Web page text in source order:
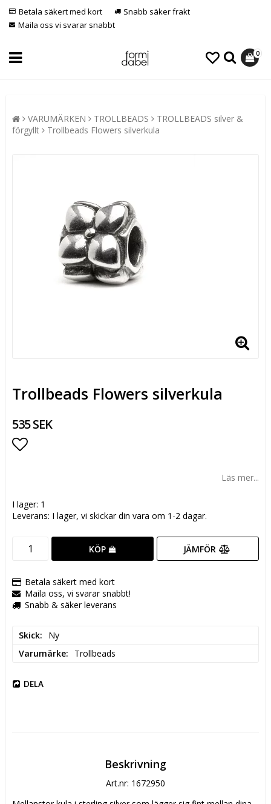
Betala säkert med kort
Snabb säker frakt
Maila oss vi svarar snabbt
0
VARUMÄRKEN TROLLBEADS
TROLLBEADS silver &
förgyllt
Trollbeads Flowers silverkula
Trollbeads Flowers silverkula
535 SEK
Läs mer...
I lager: 1
Leverans: I lager, vi skickar din vara om 1-2 dagar.
KÖP JÄMFÖR
Betala säkert med kort
Maila oss, vi svarar snabbt!
Snabb & säker leverans
Skick
Ny
Varumärke
Trollbeads
DELA
Beskrivning
Art.nr: 1672950